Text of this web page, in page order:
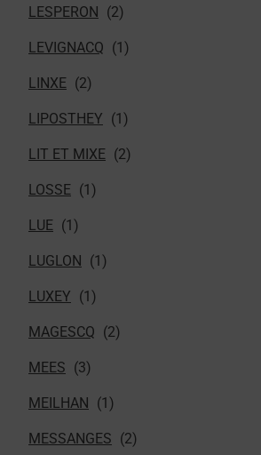
LESPERON
LEVIGNACQ
LINXE
LIPOSTHEY
LIT ET MIXE
LOSSE
LUE
LUGLON
LUXEY
MAGESCQ
MEES
MEILHAN
MESSANGES